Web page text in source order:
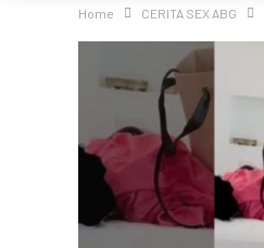
Home CERITA SEX ABG